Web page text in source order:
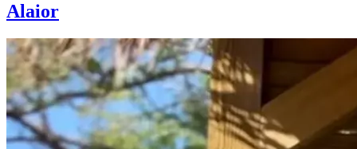
Alaior